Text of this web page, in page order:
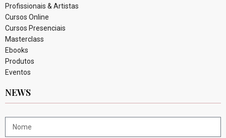
Profissionais & Artistas
Cursos Online
Cursos Presenciais
Masterclass
Ebooks
Produtos
Eventos
NEWS